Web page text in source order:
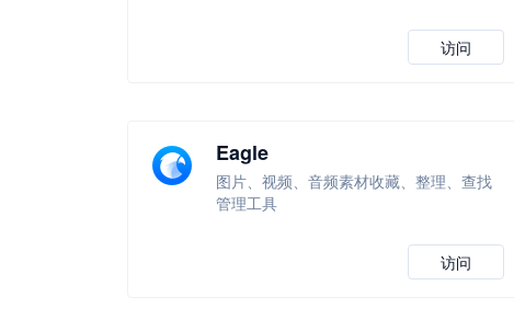
访问
Eagle
图片、视频、音频素材收藏、整理、查找
管理工具
访问